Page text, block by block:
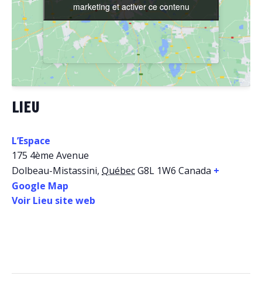
LIEU
L’Espace
175 4ème Avenue
Dolbeau-Mistassini, QuébecG8L 1W6 Canada +
Google Map
Voir Lieu site web
marketing et activer ce contenu
marketing et activer ce contenu